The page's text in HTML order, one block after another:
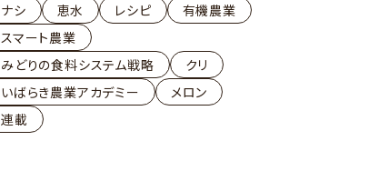
ナシ 恵水 レシピ
有機農業
スマート農業
みどりの食料システム戦略
クリ
いばらき農業アカデミー
メロン
連載